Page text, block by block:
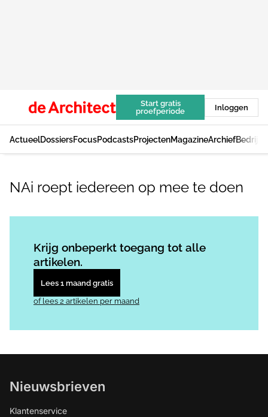
Start gratis
proefperiode
Inloggen
ActueelDossiersFocusPodcastsProjectenMagazineArchief
NAi roept iedereen op mee te doen
Krijg onbeperkt toegang tot alle
artikelen.
Lees 1 maand gratis
of lees 2 artikelen per maand
Nieuwsbrieven
Klantenservice